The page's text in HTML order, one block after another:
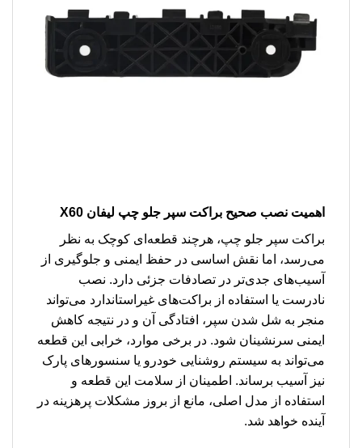
اهمیت نصب صحیح براکت سپر جلو چپ لیفان X60
براکت سپر جلو چپ، هرچند قطعه‌ای کوچک به نظر
می‌رسد، اما نقش اساسی در حفظ ایمنی و جلوگیری از
آسیب‌های جدی‌تر در تصادفات جزئی دارد. نصب
نادرست یا استفاده از براکت‌های غیراستاندارد می‌تواند
منجر به شل شدن سپر، افتادگی آن و در نتیجه کاهش
ایمنی سرنشینان شود. در برخی موارد، خرابی این قطعه
می‌تواند به سیستم روشنایی خودرو یا سنسورهای پارک
نیز آسیب برساند. اطمینان از سلامت این قطعه و
استفاده از مدل اصلی، مانع از بروز مشکلات پرهزینه در
آینده خواهد شد.